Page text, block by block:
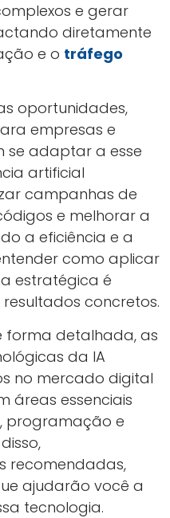
e gerar
diretamente
e o tráfego
oportunidades,
empresas e
se adaptar a esse
artificial
campanhas de
e melhorar a
a eficiência e a
como aplicar
estratégica é
concretos.
forma detalhada, as
da IA
no mercado digital
áreas essenciais
, programação e
recomendadas,
ajudarão você a
tecnologia.